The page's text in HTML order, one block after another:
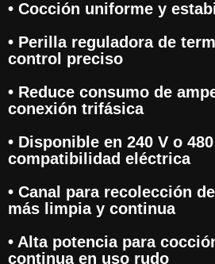
• Cocción uniforme y
• Perilla reguladora de
control preciso
• Reduce consumo de
conexión trifásica
• Disponible en 240 V o
compatibilidad eléctrica
• Canal para recolección
más limpia y continua
• Alta potencia para
continua en uso rudo